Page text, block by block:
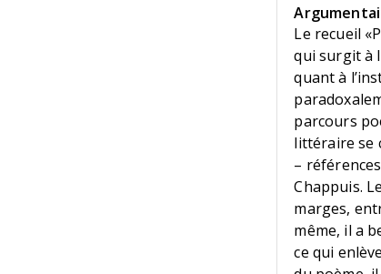
Le recueil
qui surgit à
quant à
parcours
littéraire se
–
Chappuis.
marges,
même, il a
ce qui